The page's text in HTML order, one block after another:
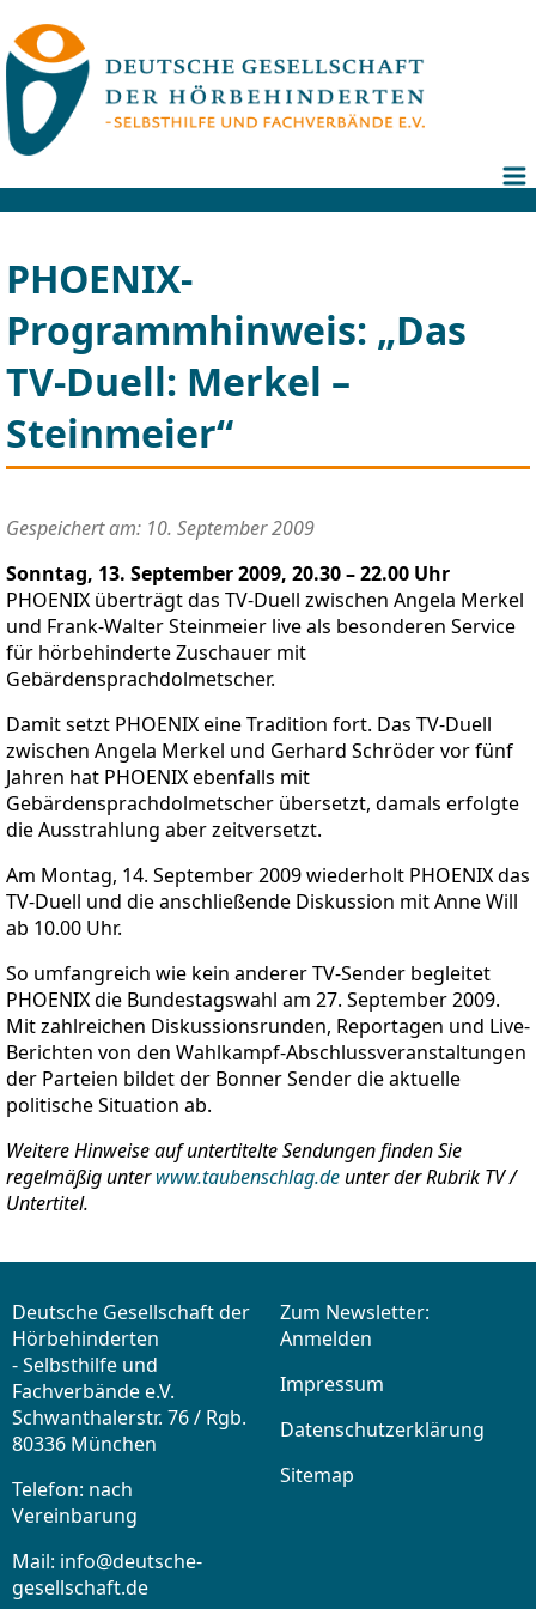
PHOENIX-
Programmhinweis: „Das
TV-Duell: Merkel –
Steinmeier“
Gespeichert am: 10. September 2009
Sonntag, 13. September 2009, 20.30 – 22.00 Uhr
PHOENIX überträgt das TV-Duell zwischen Angela Merkel
und Frank-Walter Steinmeier live als besonderen Service
für hörbehinderte Zuschauer mit
Gebärdensprachdolmetscher.
Damit setzt PHOENIX eine Tradition fort. Das TV-Duell
zwischen Angela Merkel und Gerhard Schröder vor fünf
Jahren hat PHOENIX ebenfalls mit
Gebärdensprachdolmetscher übersetzt, damals erfolgte
die Ausstrahlung aber zeitversetzt.
Am Montag, 14. September 2009 wiederholt PHOENIX das
TV-Duell und die anschließende Diskussion mit Anne Will
ab 10.00 Uhr.
So umfangreich wie kein anderer TV-Sender begleitet
PHOENIX die Bundestagswahl am 27. September 2009.
Mit zahlreichen Diskussionsrunden, Reportagen und Live-
Berichten von den Wahlkampf-Abschlussveranstaltungen
der Parteien bildet der Bonner Sender die aktuelle
politische Situation ab.
Weitere Hinweise auf untertitelte Sendungen finden Sie
regelmäßig unterwww.taubenschlag.deunter der Rubrik TV /
Untertitel.
Deutsche Gesellschaft der
Hörbehinderten
- Selbsthilfe und
Fachverbände e.V.
Schwanthalerstr. 76 / Rgb.
80336 München
Telefon: nach
Vereinbarung
Mail: info@deutsche-
gesellschaft.de
Zum Newsletter:
Anmelden
Impressum
Datenschutzerklärung
Sitemap